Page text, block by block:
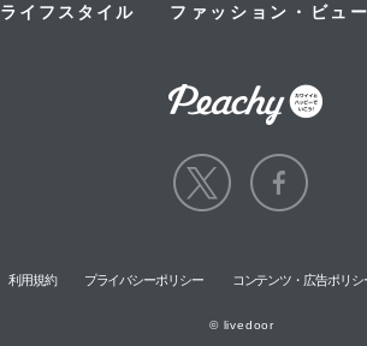
ライフスタイル ファッション・ビュ
利用規約 プライバシーポリシー コンテンツ・広告ポリシ
© livedoor